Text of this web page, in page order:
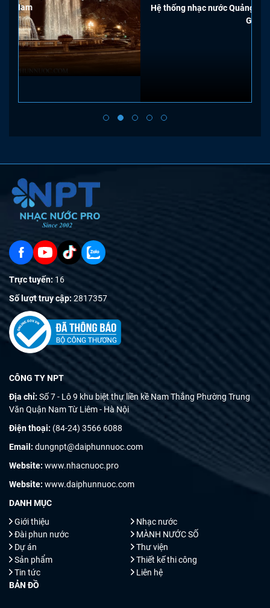
Hệ thống nhạc nước Quảng trường Biển - Sầm Sơn - Sun
Group
Trực tuyến: 16
Số lượt truy cập: 2817357
CÔNG TY NPT
Địa chỉ: Số 7 - Lô 9 khu biệt thự liền kề Nam Thắng Phường Trung
Văn Quận Nam Từ Liêm - Hà Nội
Điện thoại: (84-24) 3566 6088
Email: dungnpt@daiphunnuoc.com
Website: www.nhacnuoc.pro
Website: www.daiphunnuoc.com
DANH MỤC
Giới thiệu
Nhạc nước
Đài phun nước
MÀNH NƯỚC SỐ
Dự án
Thư viện
Sản phẩm
Thiết kế thi công
Tin tức
Liên hệ
BẢN ĐỒ